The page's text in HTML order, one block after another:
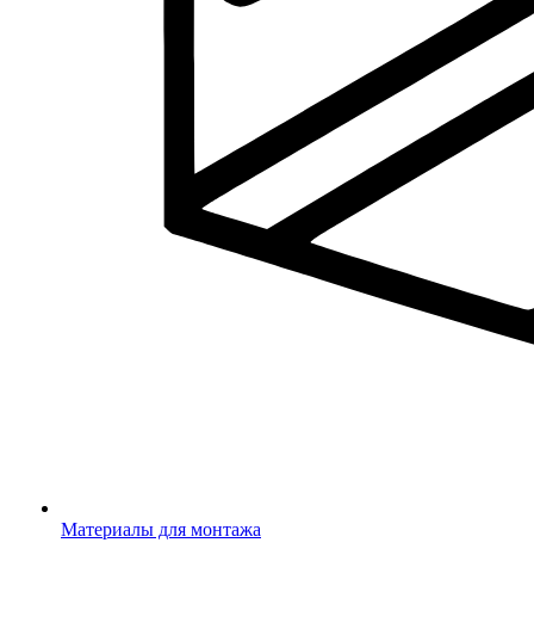
Материалы для монтажа